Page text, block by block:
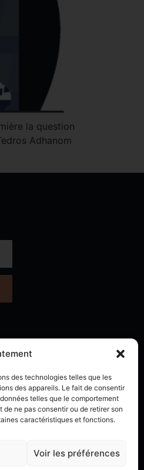
des technologies telles que les
des appareils. Le fait de consentir
telles que le comportement
ne pas consentir ou de retirer son
caractéristiques et fonctions.
Voir les préférences
la question
Adhanom